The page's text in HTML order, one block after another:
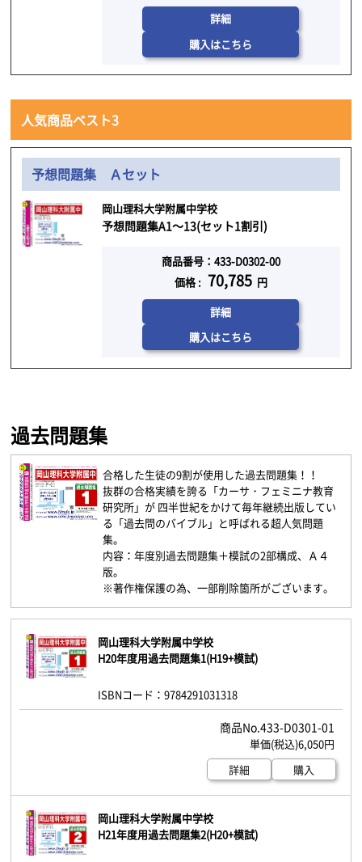
詳細
購入はこちら
人気商品ベスト3
予想問題集 Ａセット
岡山理科大学附属中学校
予想問題集A1～13(セット1割引)
商品番号：433-D0302-00
価格 : 70,785 円
詳細
購入はこちら
過去問題集
合格した生徒の9割が使用した過去問題集！！
抜群の合格実績を誇る「カーサ・フェミニナ教育
研究所」が 四半世紀をかけて毎年継続出版してい
る「過去問のバイブル」と呼ばれる超人気問題
集。
内容：年度別過去問題集＋模試の2部構成、Ａ４
版。
※著作権保護の為、一部削除箇所がございます。
岡山理科大学附属中学校
H20年度用過去問題集1(H19+模試)
ISBNコード：9784291031318
433-D0301-01
6,050円
詳細
購入
岡山理科大学附属中学校
H21年度用過去問題集2(H20+模試)